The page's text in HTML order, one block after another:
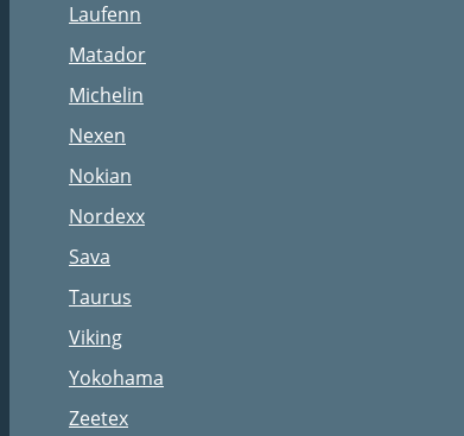
Laufenn
Matador
Michelin
Nexen
Nokian
Nordexx
Sava
Taurus
Viking
Yokohama
Zeetex